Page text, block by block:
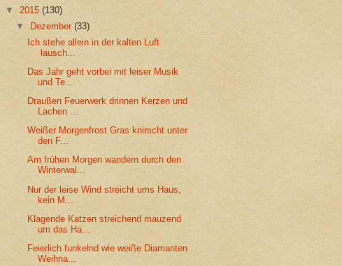
▼ 2015 (130)
▼
Dezember(33)
Ich stehe allein in der kalten Luft
lausch...
Das Jahr geht vorbei mit leiser Musik
und Te...
Draußen Feuerwerk drinnen Kerzen und
Lachen ...
Weißer Morgenfrost Gras knirscht unter
den F...
Am frühen Morgen wandern durch den
Winterwal...
Nur der leise Wind streicht ums Haus,
kein M...
Klagende Katzen streichend mauzend
um das Ha...
Feierlich funkelnd wie weiße Diamanten
Weihna...